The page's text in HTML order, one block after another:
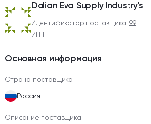
Dalian Eva Supply Industry's
Идентификатор поставщика: 99
ИНН: -
Основная информация
Страна поставщика
Россия
Описание поставщика